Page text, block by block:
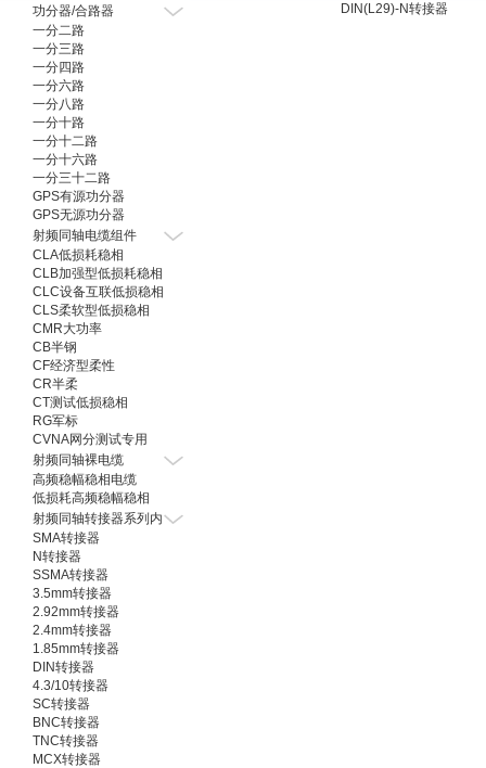
功分器/合路器
一分二路
一分三路
一分四路
一分六路
一分八路
一分十路
一分十二路
一分十六路
一分三十二路
GPS有源功分器
GPS无源功分器
射频同轴电缆组件
CLA低损耗稳相
CLB加强型低损耗稳相
CLC设备互联低损稳相
CLS柔软型低损稳相
CMR大功率
CB半钢
CF经济型柔性
CR半柔
CT测试低损稳相
RG军标
CVNA网分测试专用
射频同轴裸电缆
高频稳幅稳相电缆
低损耗高频稳幅稳相
射频同轴转接器系列内
SMA转接器
N转接器
SSMA转接器
3.5mm转接器
2.92mm转接器
2.4mm转接器
1.85mm转接器
DIN转接器
4.3/10转接器
SC转接器
BNC转接器
TNC转接器
MCX转接器
DIN(L29)-N转接器